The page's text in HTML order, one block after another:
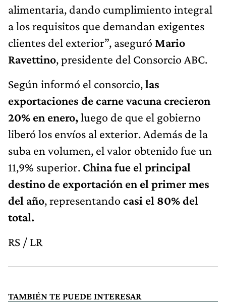
alimentaria, dando cumplimiento integral
a los requisitos que demandan exigentes
clientes del exterior”, aseguró Mario
Ravettino, presidente del Consorcio ABC.
Según informó el consorcio,las
exportaciones de carne vacuna crecieron
20% en enero,luego de que el gobierno
liberó los envíos al exterior. Además de la
suba en volumen, el valor obtenido fue un
11,9% superior. China fue el principal
destino de exportación en el primer mes
del año, representando casi el 80% del
total.
RS / LR
TAMBIÉN TE PUEDE INTERESAR